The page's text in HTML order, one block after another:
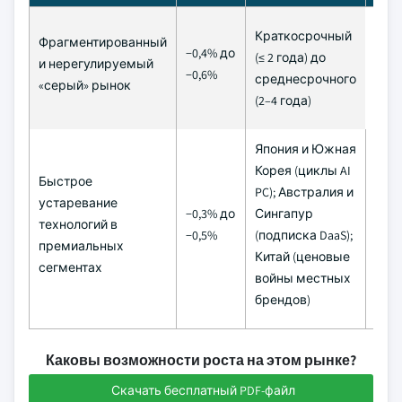
Фрагментированный
и нерегулируемый
«серый» рынок
−0,4% до
−0,6%
Краткосрочный
(≤ 2 года) до
среднесрочного
(2–4 года)
Быстрое
устаревание
технологий в
премиальных
сегментах
−0,3% до
−0,5%
Япония и Южная
Корея (циклы AI
PC); Австралия и
Сингапур
(подписка DaaS);
Китай (ценовые
войны местных
брендов)
Каковы возможности роста на этом рынке?
Скачать бесплатный PDF-файл